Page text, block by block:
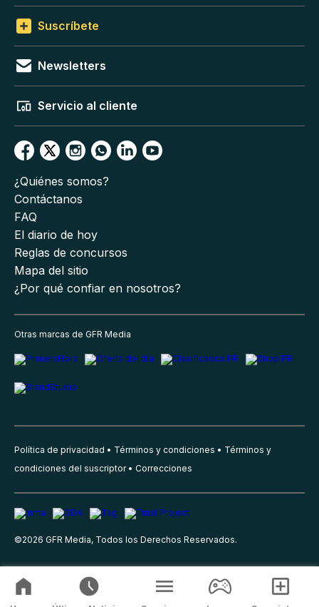
Suscríbete
Newsletters
Servicio al cliente
¿Quiénes somos?
Contáctanos
FAQ
El diario de hoy
Reglas de concursos
Mapa del sitio
¿Por qué confiar en nosotros?
Otras marcas de GFR Media
Política de privacidad Términos y condiciones
Términos y
condiciones del suscriptor
Correcciones
©2026 GFR Media, Todos los Derechos Reservados.